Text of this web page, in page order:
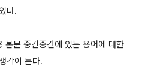
다.
문 중간중간에 있는 용어에 대한
각이 든다.